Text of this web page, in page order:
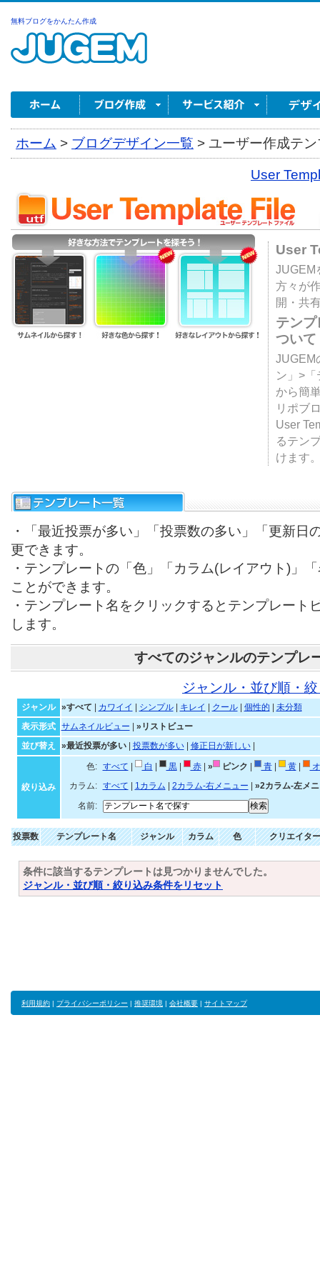
無料ブログをかんたん作成
ホーム > ブログデザイン一覧 > ユーザー作成テ
User
User
JUGEM
方々が
開・共
テン
ついて
JUGEM
ン」>
から簡
リポブ
User
るテン
けます
・「最近投票が多い」「投票数の多い」「更新日
更できます。
・テンプレートの「色」「カラム(レイアウト)」
ことができます。
・テンプレート名をクリックするとテンプレート
します。
すべてのジャンルのテンプレ
ジャンル・並び順・
ジャンル »すべて カワイイ シンプル| キレイ クール| 個性的
未分類
表示形式
サムネイルビュー
»リストビュー
並び替え
»最近投票が多い| 投票数が多い| 修正日が新しい|
絞り込み
色: すべて 白 黒| 赤| » ピンク 青| 黄|
カラム:
すべて 1カラム 2カラム-右メニュー
»2カラム-左メ
名前:
投票数 テンプレート名 ジャンル カラム 色 クリエイター
条件に該当するテンプレートは見つかりませんでした。
ジャンル・並び順・絞り込み条件をリセット
利用規約 | プライバシーポリシー | 推奨環境 | 会社概要 | サイトマップ